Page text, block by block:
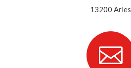
13200 Arles
